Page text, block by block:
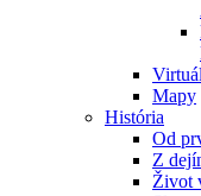
Mapy
História
Od
Z
Život